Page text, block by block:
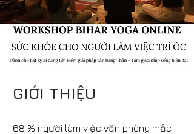
GIỚI THIỆU
68 % người làm việc văn phòng mắc